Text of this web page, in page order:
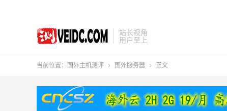
站长视角
用户至上
当前位置： 国外主机测评  国外服务器  正文